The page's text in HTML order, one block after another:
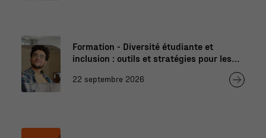
Formation - Diversité étudiante et
inclusion : outils et stratégies pour les
22 septembre 2026